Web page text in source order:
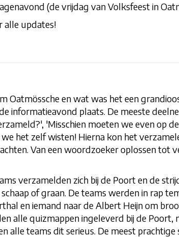
(de vrijdag van Volksfeest in
alle updates!
Oatmössche en wat was het een
informatieavond plaats. De meeste
'Misschien moeten we even op
het zelf wisten! Hierna kon het
Van een woordzoeker oplossen tot
verzamelden zich bij de Poort en de
of graan. De teams werden in rap
en iemand naar de Albert Heijn om
alle quizmappen ingeleverd bij de
alle teams dit serieus. De meest